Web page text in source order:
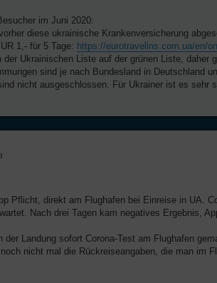
im Juni 2020:
diese ukrainische Krankenversicherung
1,- für 5 Tage: https://eurotravelins.com.ua/en/
Ukrainischen Liste auf der grünen Liste, daher
sind je nach Bundesland in Deutschland
nicht ausgeschlossen. Für Ukrainer ist es
Pflicht, direkt am Flughafen bei Einreise in UA.
Nach drei Tagen kam negatives Ergebnis,
Landung sofort Corona-Test am Flughafen
nicht mal die Rückreiseangaben, die man im